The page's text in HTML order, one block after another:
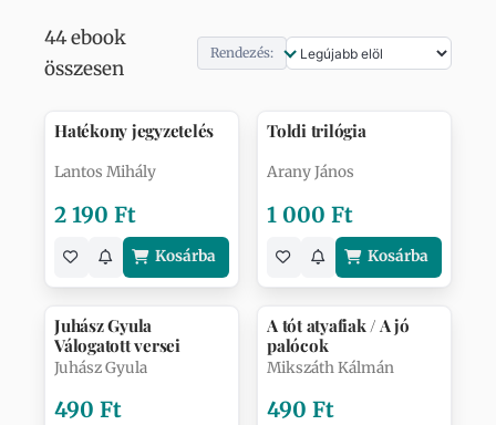
44 ebook
összesen
Rendezés:
Hatékony jegyzetelés
Lantos Mihály
2 190 Ft
Kosárba
Toldi trilógia
Arany János
1 000 Ft
Kosárba
Juhász Gyula
Válogatott versei
Juhász Gyula
490 Ft
A tót atyafiak / A jó
palócok
Mikszáth Kálmán
490 Ft